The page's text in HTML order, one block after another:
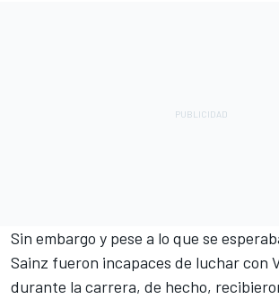
Sin embargo y pese a lo que se
Sainz fueron incapaces de luchar con
durante la carrera, de hecho,